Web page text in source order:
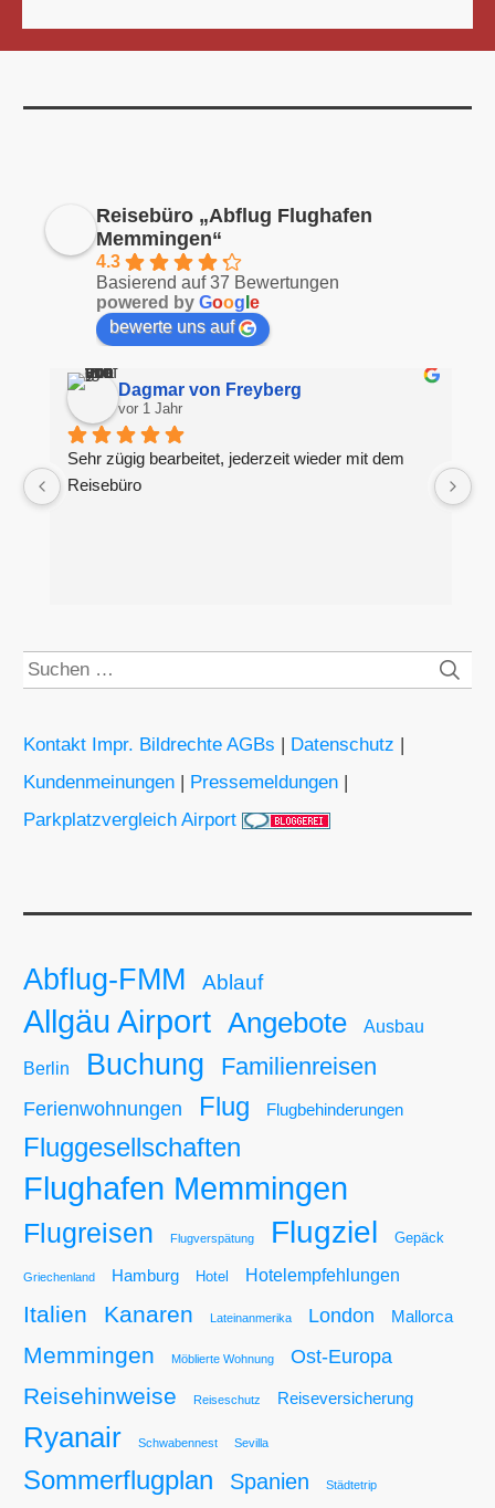
Reisebüro „Abflug Flughafen
Memmingen“
4.3
Basierend auf 37 Bewertungen
powered by Goog e
bewerte uns auf
Dagmar von Freyberg
vor 1 Jahr
Sehr zügig bearbeitet, jederzeit wieder mit dem
Reisebüro
Suchen
Kontakt Impr. Bildrechte AGBs | Datenschutz |
Kundenmeinungen | Pressemeldungen |
Parkplatzvergleich Airport
Abflug-FMM Ablauf
Allgäu Airport Angebote Ausbau
Berlin Buchung Familienreisen
Ferienwohnungen Flug Flugbehinderungen
Fluggesellschaften
Flughafen Memmingen
Flugreisen Flugverspätung Flugziel Gepäck
Griechenland Hamburg Hotel Hotelempfehlungen
Italien Kanaren Lateinanmerika London Mallorca
Memmingen Möblierte Wohnung Ost-Europa
Reisehinweise Reiseschutz Reiseversicherung
Ryanair Schwabennest Sevilla
Sommerflugplan Spanien Städtetrip